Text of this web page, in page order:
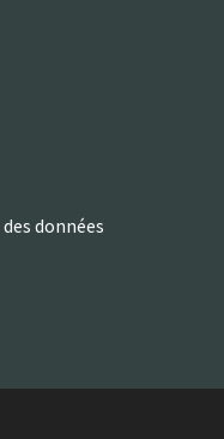
données